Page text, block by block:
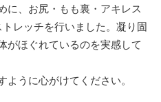
に、お尻・もも裏・アキレス
レッチを行いました。凝り固
がほぐれているのを実感して
ように心がけてください。